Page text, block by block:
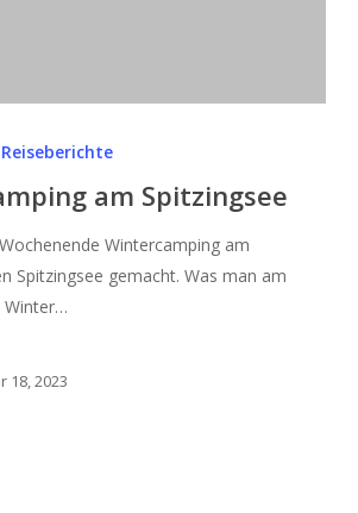
Reiseberichte
am Spitzingsee
Wintercamping am
Spitzingsee gemacht. Was man am
Winter…
18, 2023